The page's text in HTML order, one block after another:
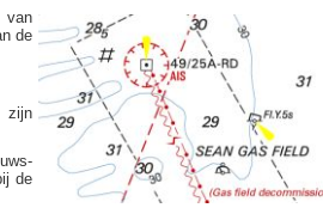
van
de
zijn
de